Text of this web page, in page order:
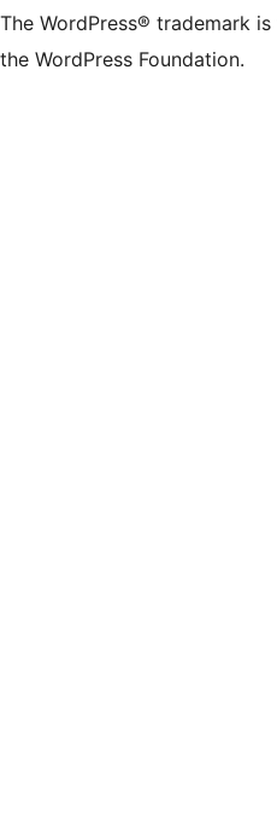
The WordPress® trademark
the WordPress Foundation.